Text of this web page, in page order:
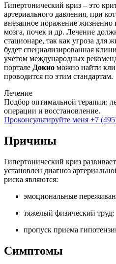
Гипертонический криз – это
артериального давления, при
внезапное поражение жизненно
мозга, почек и др. Лечение
стационаре, так как угроза для
будет специализированная
учетом международных
портале Докио можно найти
проводится по этим стандартам.
Лечение
Подбор оптимальной терапии:
операции и восстановление.
Проконсультируйте меня +7
Причины
Гипертонический криз
установлен диагноз
риска являются:
эмоциональные
тяжелый физический труд;
пропуск приема
Симптомы